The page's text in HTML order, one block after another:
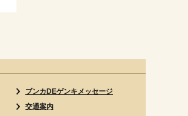
ブンカDEゲンキメッセージ
交通案内